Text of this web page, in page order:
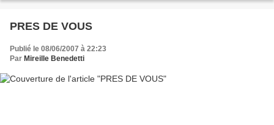
PRES DE VOUS
Publié le 08/06/2007 à 22:23
Par Mireille Benedetti